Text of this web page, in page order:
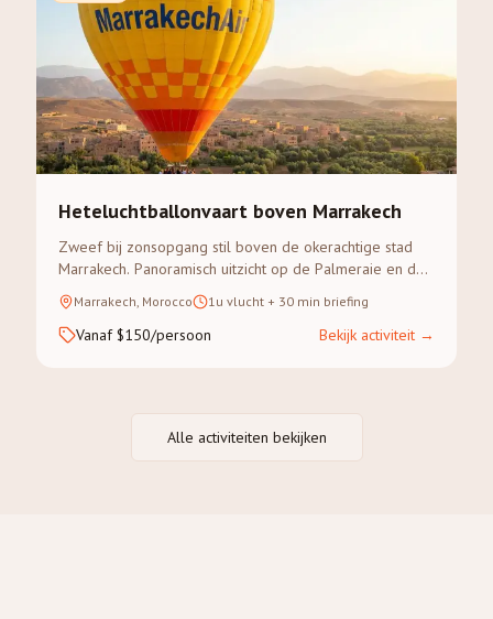
Heteluchtballonvaart boven Marrakech
Zweef bij zonsopgang stil boven de okerachtige stad
Marrakech. Panoramisch uitzicht op de Palmeraie en de
Atlas vanuit de lucht.
Marrakech, Morocco 1u vlucht + 30 min briefing
Vanaf $150/persoon Bekijk activiteit →
Alle activiteiten bekijken